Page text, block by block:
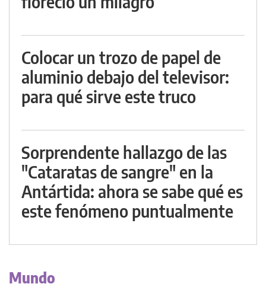
Colocar un trozo de papel de
aluminio debajo del televisor:
para qué sirve este truco
Sorprendente hallazgo de las
"Cataratas de sangre" en la
Antártida: ahora se sabe qué es
este fenómeno puntualmente
Mundo